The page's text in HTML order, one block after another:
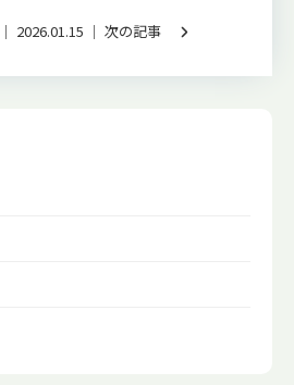
│ 2026.01.15 │ 次の記事